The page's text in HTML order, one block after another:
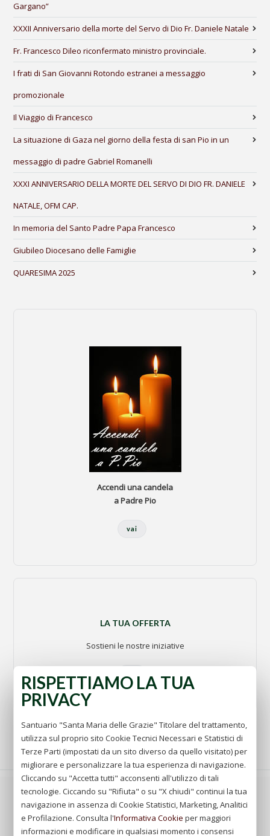
Gargano”
XXXII Anniversario della morte del Servo di Dio Fr. Daniele Natale
Fr. Francesco Dileo riconfermato ministro provinciale.
I frati di San Giovanni Rotondo estranei a messaggio
promozionale
Il Viaggio di Francesco
La situazione di Gaza nel giorno della festa di san Pio in un
messaggio di padre Gabriel Romanelli
XXXI ANNIVERSARIO DELLA MORTE DEL SERVO DI DIO FR. DANIELE
NATALE, OFM CAP.
In memoria del Santo Padre Papa Francesco
Giubileo Diocesano delle Famiglie
QUARESIMA 2025
Accendi una candela
a Padre Pio
vai
LA TUA OFFERTA
Sostieni le nostre iniziative
La vera umiltà del cuore è quella sentita e vissuta più
che mostrata. Bisogna umiliarsi sempre davanti a Dio,
ma non con quella umiltà falsa che porta allo
RISPETTIAMO LA TUA
PRIVACY
Santuario "Santa Maria delle Grazie" Titolare del trattamento,
utilizza sul proprio sito Cookie Tecnici Necessari e Statistici di
Terze Parti (impostati da un sito diverso da quello visitato) per
migliorare e personalizzare la tua esperienza di navigazione.
Cliccando su "Accetta tutti" acconsenti all'utilizzo di tali
tecnologie. Ciccando su "Rifiuta" o su "X chiudi" continui la tua
navigazione in assenza di Cookie Statistici, Marketing, Analitici
e Profilazione. Consulta l'Informativa Cookie per maggiori
informazioni e modificare in qualsiasi momento i consensi